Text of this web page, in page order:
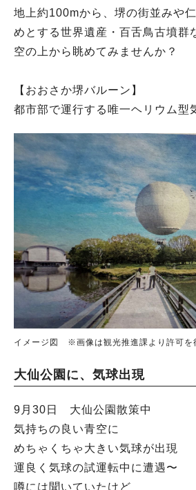
地上約100mから、堺の街並みや
めとする世界遺産・百舌鳥古墳群
空の上から眺めてみませんか？
【おおさか堺バルーン】
都市部で運行する唯一ヘリウム型
イメージ図 ※画像は観光推進課より許可を
大仙公園に、気球出現
9月30日 大仙公園散策中
気持ちの良い青空に
めちゃくちゃ大きい気球が出現
運良く気球の試運転中に遭遇〜
噂には聞いていたけど